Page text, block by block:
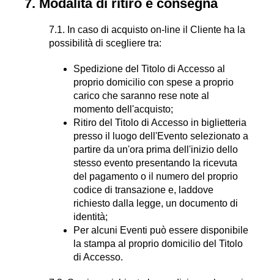
7. Modalità di ritiro e consegna
7.1. In caso di acquisto on-line il Cliente ha la
possibilità di scegliere tra:
Spedizione del Titolo di Accesso al
proprio domicilio con spese a proprio
carico che saranno rese note al
momento dell'acquisto;
Ritiro del Titolo di Accesso in biglietteria
presso il luogo dell'Evento selezionato a
partire da un'ora prima dell'inizio dello
stesso evento presentando la ricevuta
del pagamento o il numero del proprio
codice di transazione e, laddove
richiesto dalla legge, un documento di
identità;
Per alcuni Eventi può essere disponibile
la stampa al proprio domicilio del Titolo
di Accesso.